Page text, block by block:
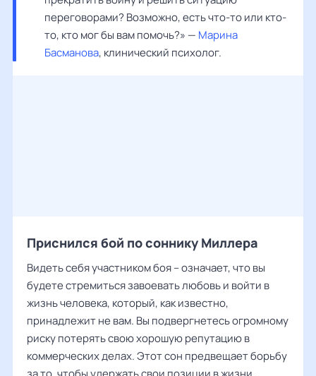
переговорами? Возможно, есть что-то или кто-
то, кто мог бы вам помочь?» — Марина
Басманова, клинический психолог.
Приснился бой по соннику Миллера
Видеть себя участником боя – означает, что вы
будете стремиться завоевать любовь и войти в
жизнь человека, который, как известно,
принадлежит не вам. Вы подвергнетесь огромному
риску потерять свою хорошую репутацию в
коммерческих делах. Этот сон предвещает борьбу